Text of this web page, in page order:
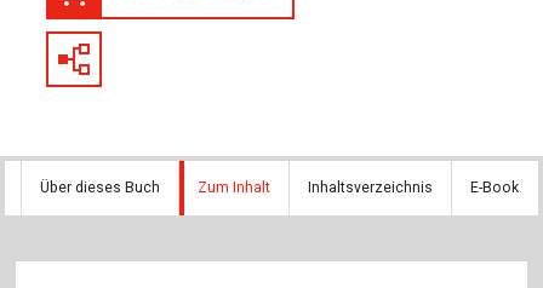
Über dieses Buch Zum Inhalt Inhaltsverzeichnis E-Book